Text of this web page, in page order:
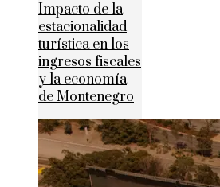
Impacto de la
estacionalidad
turística en los
ingresos fiscales
y la economía
de Montenegro